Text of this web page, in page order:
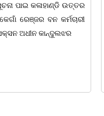
ବିଜୟ କୁମାର ପ୍ରଧାନଙ୍କ
ରେ ଅନୁଷ୍ଠିତ ହୋଇ